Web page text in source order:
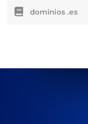
dominios .es